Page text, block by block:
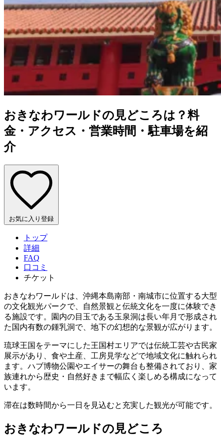
おきなわワールドの見どころは？料
金・アクセス・営業時間・駐車場を紹
介
お気に入り登録
トップ
詳細
FAQ
口コミ
チケット
おきなわワールドは、沖縄本島南部・南城市に位置する大型
の文化観光パークで、自然景観と伝統文化を一度に体験でき
る施設です。園内の目玉である玉泉洞は長い年月で形成され
た国内有数の鍾乳洞で、地下の幻想的な景観が広がります。
琉球王国をテーマにした王国村エリアでは伝統工芸や古民家
展示があり、食や土産、工房見学などで地域文化に触れられ
ます。ハブ博物公園やエイサーの舞台も整備されており、家
族連れから歴史・自然好きまで幅広く楽しめる構成になって
います。
滞在は数時間から一日を見込むと充実した観光が可能です。
おきなわワールドの見どころ